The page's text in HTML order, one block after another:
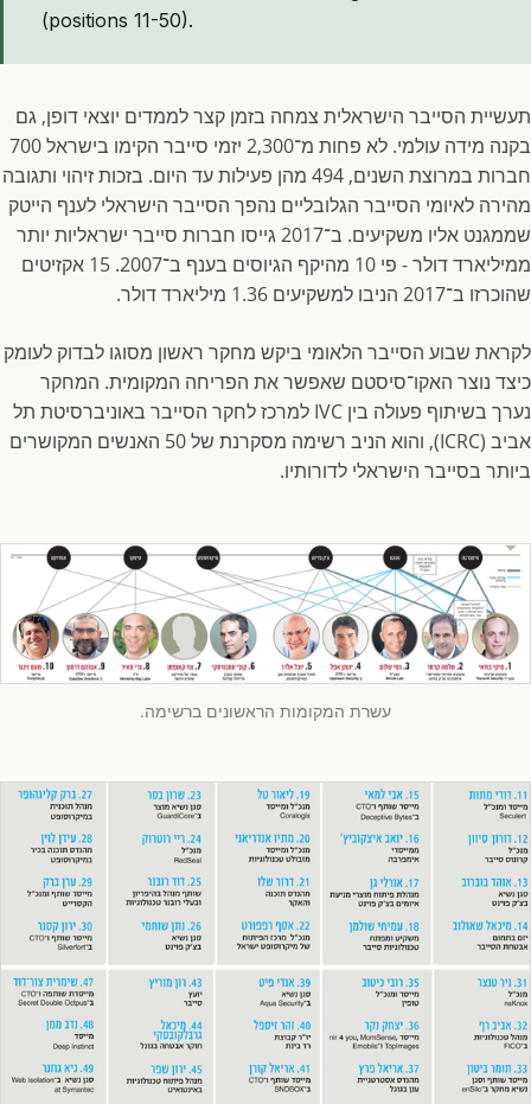
(positions 11-50).
תעשיית הסייבר הישראלית צמחה בזמן קצר לממדים יוצאי דופן, גם
בקנה מידה עולמי. לא פחות מ־2,300 יזמי סייבר הקימו בישראל 700
חברות במרוצת השנים, 494 מהן פעילות עד היום. בזכות זיהוי ותגובה
מהירה לאיומי הסייבר הגלובליים נהפך הסייבר הישראלי לענף הייטק
שממגנט אליו משקיעים. ב־2017 גייסו חברות סייבר ישראליות יותר
ממיליארד דולר - פי 10 מהיקף הגיוסים בענף ב־2007. 15 אקזיטים
שהוכרזו ב־2017 הניבו למשקיעים 1.36 מיליארד דולר.
לקראת שבוע הסייבר הלאומי ביקש מחקר ראשון מסוגו לבדוק לעומק
כיצד נוצר האקו־סיסטם שאפשר את הפריחה המקומית. המחקר
נערך בשיתוף פעולה בין IVC למרכז לחקר הסייבר באוניברסיטת תל
אביב (ICRC), והוא הניב רשימה מסקרנת של 50 האנשים המקושרים
ביותר בסייבר הישראלי לדורותיו.
עשרת המקומות הראשונים ברשימה.